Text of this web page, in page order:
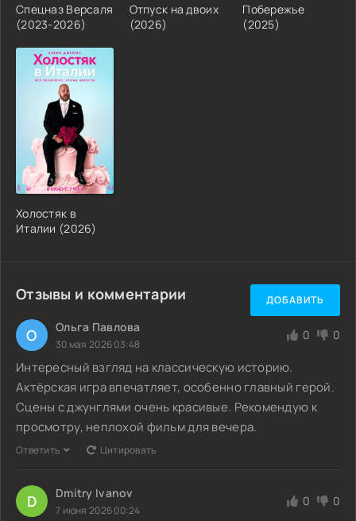
Спецназ Версаля
(2023-2026)
Отпуск на двоих
(2026)
Побережье
(2025)
Холостяк в
Италии (2026)
Отзывы и комментарии ДОБАВИТЬ
О Ольга Павлова
30 мая 2026 03:48
0 0
Интересный взгляд на классическую историю.
Актёрская игра впечатляет, особенно главный герой.
Сцены с джунглями очень красивые. Рекомендую к
просмотру, неплохой фильм для вечера.
Ответить Цитировать
D Dmitry Ivanov
7 июня 2026 00:24
0 0